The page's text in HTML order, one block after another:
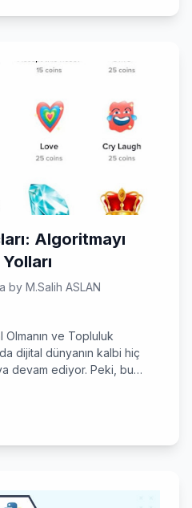
Algoritmayı
by M.Salih ASLAN
Olmanın ve Topluluk
dijital dünyanın kalbi hiç
devam ediyor. Peki, bu
hazır mısınız?
artık sadece